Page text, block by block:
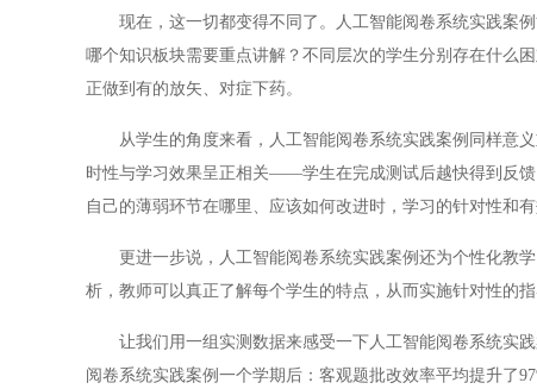
现在，这一切都变得不同了。人工智能阅卷系统实践案例
哪个知识板块需要重点讲解？不同层次的学生分别存在什么
正做到有的放矢、对症下药。
从学生的角度来看，人工智能阅卷系统实践案例同样意义
时性与学习效果呈正相关——学生在完成测试后越快得到反
自己的薄弱环节在哪里、应该如何改进时，学习的针对性和有
更进一步说，人工智能阅卷系统实践案例还为个性化教学
析，教师可以真正了解每个学生的特点，从而实施针对性的
让我们用一组实测数据来感受一下人工智能阅卷系统实践
阅卷系统实践案例一个学期后：客观题批改效率平均提升了